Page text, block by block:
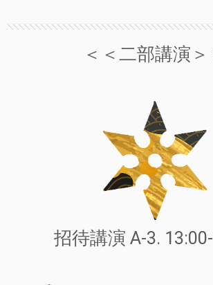
＜＜二部講演＞
招待講演 A-3.